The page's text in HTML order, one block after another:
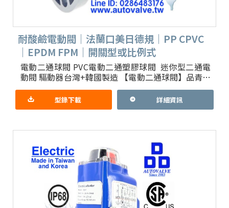
耐酸鹼電動閥｜法蘭口美日德規｜PP CPVC
｜EPDM FPM｜開關型或比例式
電動二通球閥 PVC電動二通塑膠球閥 迷你型二通電
動閥 驅動器台灣+韓國製造 【電動二通球閥】品青閥
業專精 各式二通三通球閥 全部塑膠二通三通電動閥
1.簡介
型錄下載 詳細資訊